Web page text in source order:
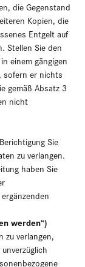
die Gegenstand
Kopien, die
Entgelt auf
Stellen Sie den
einem gängigen
sofern er nichts
gemäß Absatz 3
nicht
Sie
zu verlangen.
haben Sie
werden“)
zu verlangen,